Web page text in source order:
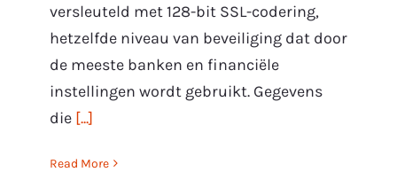
versleuteld met 128-bit SSL-codering,
hetzelfde niveau van beveiliging dat door
de meeste banken en financiële
instellingen wordt gebruikt. Gegevens
die [...]
Read More